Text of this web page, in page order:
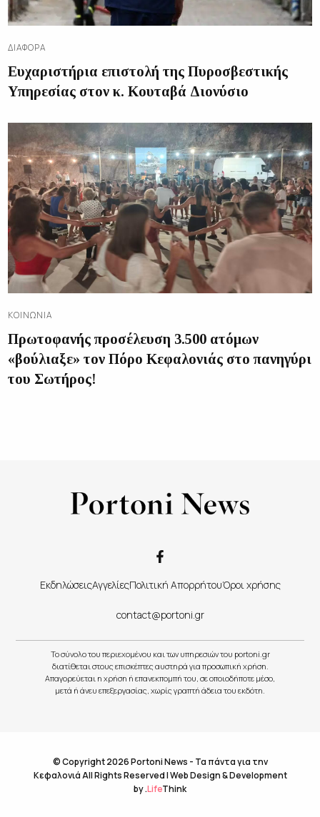
ΔΙΑΦΟΡΑ
Ευχαριστήρια επιστολή της Πυροσβεστικής
Υπηρεσίας στον κ. Κουταβά Διονύσιο
ΚΟΙΝΩΝΊΑ
Πρωτοφανής προσέλευση 3.500 ατόμων
«βούλιαξε» τον Πόρο Κεφαλονιάς στο πανηγύρι
του Σωτήρος!
ΕκδηλώσειςΑγγελίεςΠολιτική ΑπορρήτουΌροι χρήσης
contact@portoni.gr
Το σύνολο του περιεχομένου και των υπηρεσιών του portoni.gr
διατίθεται στους επισκέπτες αυστηρά για προσωπική χρήση.
Απαγορεύεται η χρήση ή επανεκπομπή του, σε οποιοδήποτε μέσο,
μετά ή άνευ επεξεργασίας, χωρίς γραπτή άδεια του εκδότη.
© Copyright 2026 Portoni News - Τα πάντα για την
Κεφαλονιά All Rights Reserved |Web Design & Development
by.LifeThink